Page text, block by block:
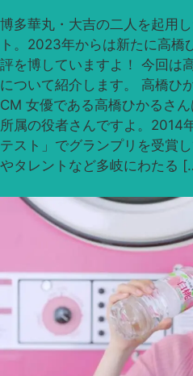
博多華丸・大吉の二人を起用
ト。2023年からは新たに高橋
評を博していますよ！ 今回は
について紹介します。 高橋ひ
CM 女優である高橋ひかるさ
所属の役者さんですよ。2014
テスト」でグランプリを受賞
やタレントなど多岐にわたる